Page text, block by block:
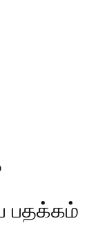
பதக்கம்